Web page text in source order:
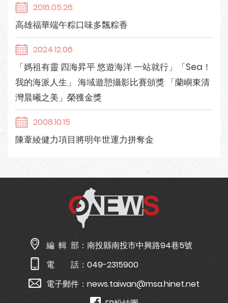
2016.05.26
高雄福華端午粽口味多飄粽香
2024.12.06
「媽祖有靈 四海昇平 悠遊海洋 一站就行」「Sea！
我的海派人生」 海域遊憩攝影比賽頒獎 「蘭嶼東清
灣晨曦之美」榮獲金獎
2008.10.15
陳葦綾健力項目將明年世運力拼奪金
編 輯 部： 南投縣南投市中興路94巷5號
電 話： 049-2315900
電子郵件： news.taiwan@msa.hinet.net